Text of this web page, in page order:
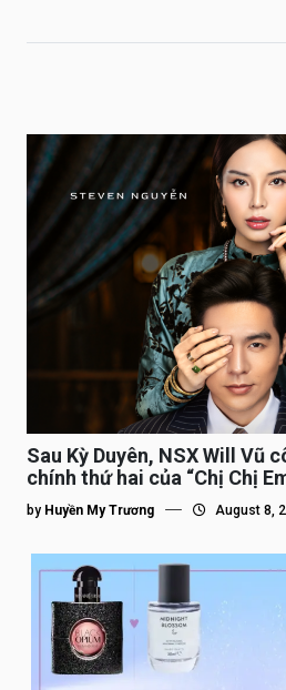
Sau Kỳ Duyên, NSX Will Vũ
chính thứ hai của “Chị Chị
by Huyền My Trương August 8,